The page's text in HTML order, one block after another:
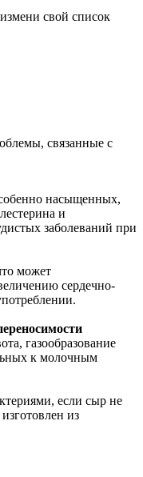
свой список
связанные с
насыщенных,
и
заболеваний при
может
сердечно-
газообразование
к молочным
если сыр не
из